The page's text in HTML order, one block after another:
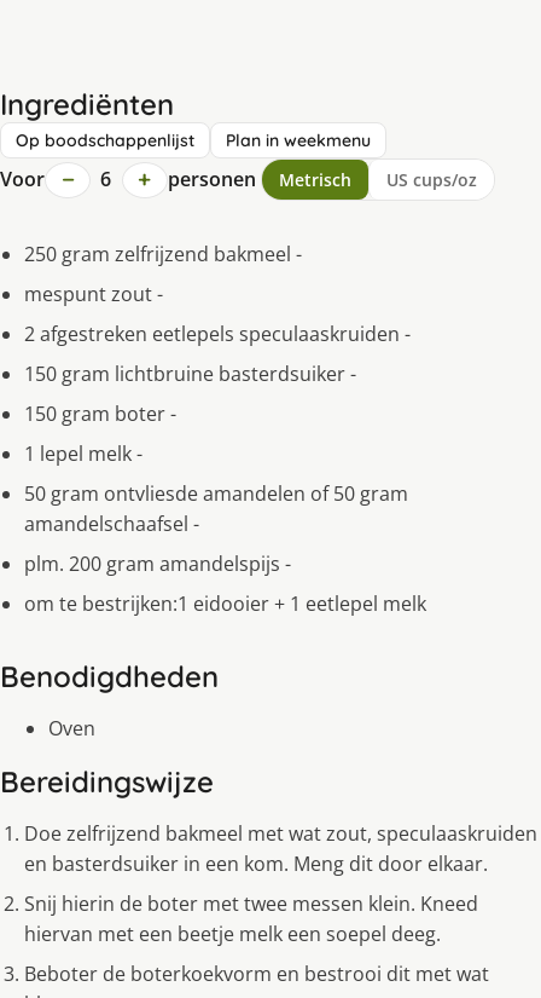
Ingrediënten
Op boodschappenlijst Plan in weekmenu
Voor − 6 + personen Metrisch US cups/oz
250 gram zelfrijzend bakmeel -
mespunt zout -
2 afgestreken eetlepels speculaaskruiden -
150 gram lichtbruine basterdsuiker -
150 gram boter -
1 lepel melk -
50 gram ontvliesde amandelen of 50 gram
amandelschaafsel -
plm. 200 gram amandelspijs -
om te bestrijken:1 eidooier + 1 eetlepel melk
Benodigdheden
Oven
Bereidingswijze
Doe zelfrijzend bakmeel met wat zout, speculaaskruiden
en basterdsuiker in een kom. Meng dit door elkaar.
Snij hierin de boter met twee messen klein. Kneed
hiervan met een beetje melk een soepel deeg.
Beboter de boterkoekvorm en bestrooi dit met wat